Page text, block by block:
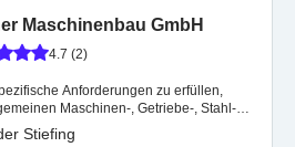
Maschinenbau GmbH
4.7 (2)
Anforderungen zu erfüllen,
Maschinen-, Getriebe-, Stahl-
Stiefing